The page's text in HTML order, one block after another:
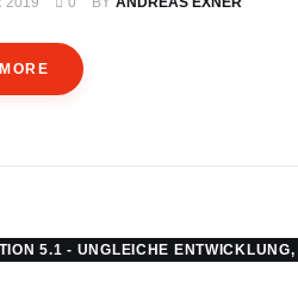
5.1 - UNGLEICHE